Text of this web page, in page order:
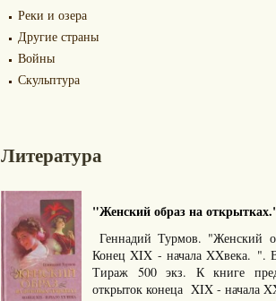
Реки и озера
Другие страны
Войны
Скульптура
Литература
"Женский образ на
Геннадий Турмов. "Женский
Конец XIX - начала XXвека. ".
Тираж 500 экз. К книге
открыток конеца XIX - начала